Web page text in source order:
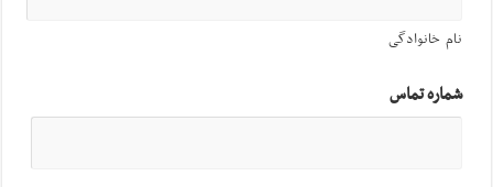
نام خانوادگی
شماره تماس